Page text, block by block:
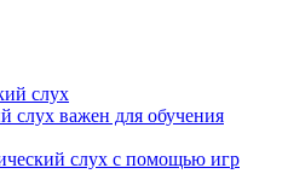
слух
слух важен для обучения
слух с помощью игр